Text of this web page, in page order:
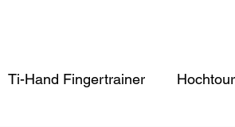
Ti-Hand Fingertrainer